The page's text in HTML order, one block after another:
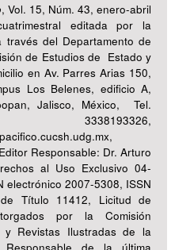
, Vol. 15, Núm. 43, enero-abril
editada por la
través del Departamento de
de Estudios de Estado y
en Av. Parres Arias 150,
Los Belenes, edificio A,
Jalisco, México, Tel.
3338193326,
Responsable: Dr. Arturo
al Uso Exclusivo 04-
electrónico 2007-5308, ISSN
Título 11412, Licitud de
por la Comisión
y Revistas Ilustradas de la
de la última